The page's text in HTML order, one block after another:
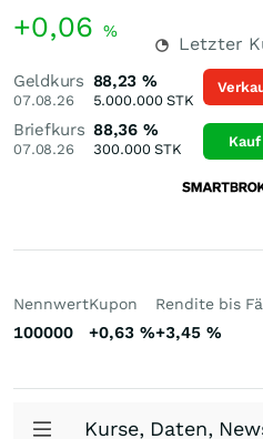
+0,06 %
Letzter
Geldkurs
07.08.26
88,23 %
5.000.000STK
Briefkurs
07.08.26
88,36 %
300.000STK Kauf
Nennwert
100000
Kupon
+0,63 %
Rendite bis
+3,45 %
Kurse, Daten,